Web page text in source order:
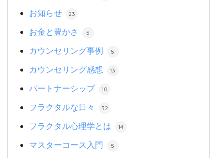
お知らせ 23
お金と豊かさ 5
カウンセリング事例 5
カウンセリング感想 13
パートナーシップ 10
フラクタルな日々 32
フラクタル心理学とは 14
マスターコース入門 5